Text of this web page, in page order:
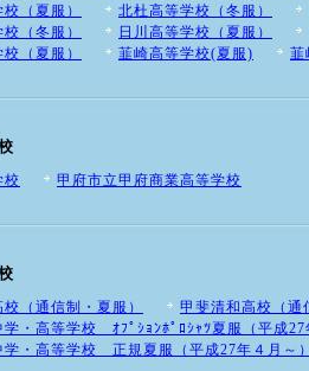
（夏服）
北杜高等学校（冬服）
（冬服）
日川高等学校（夏服）
（夏服）
韮崎高等学校(夏服) 韮
校 甲府市立甲府商業高等学校
（通信制・夏服）
甲斐清和高校（通
学・高等学校 ｵﾌﾟｼｮﾝﾎﾟﾛｼｬﾂ夏服（平成27
学・高等学校 正規夏服（平成27年４月～